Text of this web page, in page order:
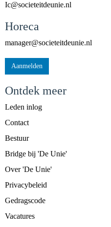
cI@societeitdeunie.nl
Horeca
reganam@societeitdeunie.nl
Aanmelden
Ontdek meer
Leden inlog
Contact
Bestuur
Bridge bij 'De Unie'
Over 'De Unie'
Privacybeleid
Gedragscode
Vacatures